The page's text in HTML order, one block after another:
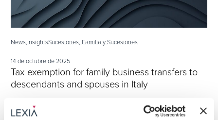
News,InsightsSucesiones, Familia y Sucesiones
14 de octubre de 2025
Tax exemption for family business transfers to
descendants and spouses in Italy